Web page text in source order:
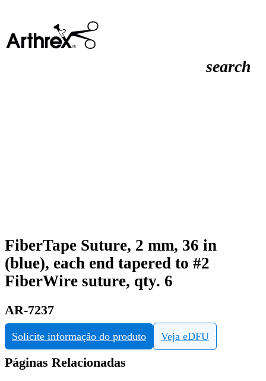
search
FiberTape Suture, 2 mm, 36 in
(blue), each end tapered to #2
FiberWire suture, qty. 6
AR-7237
Solicite informação do produto Veja eDFU
Páginas Relacionadas